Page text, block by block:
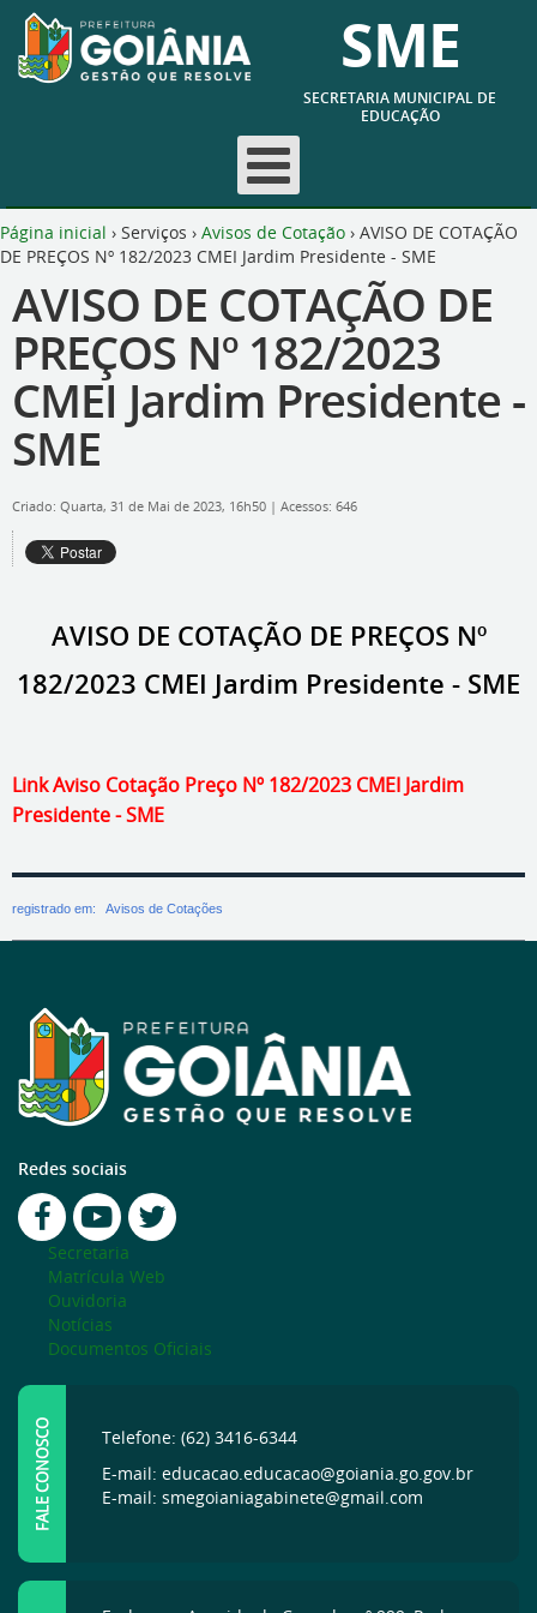
SME
SECRETARIA MUNICIPAL DE
EDUCAÇÃO
Página inicial › Serviços › Avisos de Cotação › AVISO DE COTAÇÃO
DE PREÇOS Nº 182/2023 CMEI Jardim Presidente - SME
AVISO DE COTAÇÃO DE
PREÇOS Nº 182/2023
CMEI Jardim Presidente -
SME
Criado: Quarta, 31 de Mai de 2023, 16h50 | Acessos: 646
AVISO DE COTAÇÃO DE PREÇOS Nº
182/2023 CMEI Jardim Presidente - SME
Link Aviso Cotação Preço Nº 182/2023 CMEI Jardim
Presidente - SME
registrado em: Avisos de Cotações
Redes sociais
Secretaria
Matrícula Web
Ouvidoria
Notícias
Documentos Oficiais
FALE CONOSCO
Telefone: (62) 3416-6344
E-mail: educacao.educacao@goiania.go.gov.br
E-mail: smegoianiagabinete@gmail.com